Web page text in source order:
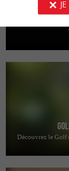
Découvrez le Golf